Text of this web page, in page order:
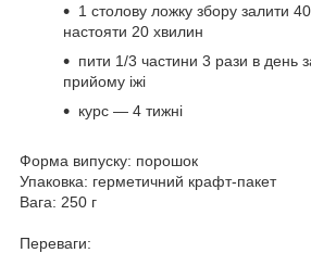
1 столову ложку збору залити
настояти 20 хвилин
пити 1/3 частини 3 рази в день
прийому іжі
курс — 4 тижні
Форма випуску: порошок
Упаковка: герметичний крафт-пакет
Вага: 250 г
Переваги: